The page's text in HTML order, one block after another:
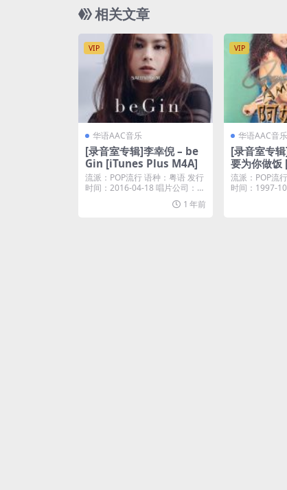
相关文章
VIP
华语AAC音乐
[录音室专辑]李幸倪 – be
Gin [iTunes Plus M4A]
流派：POP流行 语种：粤语 发行
时间：2016-04-18 唱片公司：环
1 年前
VIP
华语AAC音乐
[录音室专
要为你做饭
M4A]
流派：POP流
时间：1997-